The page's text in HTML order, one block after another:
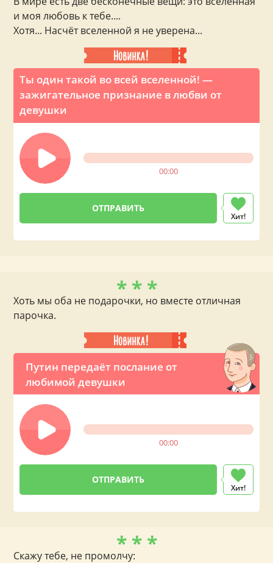
Ты один такой во всей вселенной! —
зажигательное признание в любви от
девушки
00:00
Хит!
и моя любовь к тебе....
Хотя... Насчёт вселенной я не уверена...
Путин передаёт послание от
любимой девушки
00:00
Хит!
* * *
Хоть мы оба не подарочки, но вместе отличная
парочка.
* * *
Скажу тебе, не промолчу: